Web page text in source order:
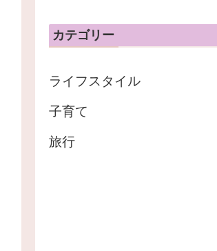
カテゴリー
ライフスタイル
子育て
旅行